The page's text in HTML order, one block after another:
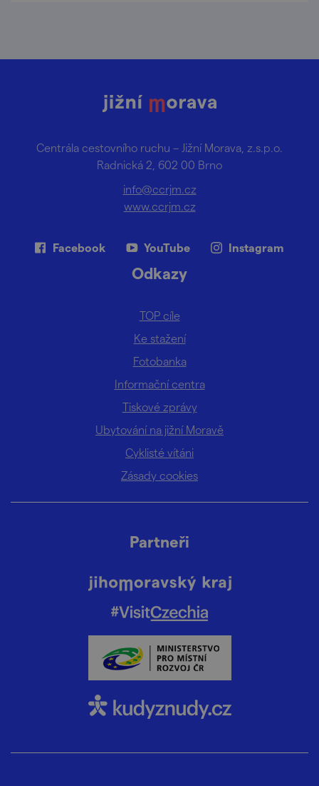
Centrála cestovního ruchu – Jižní Morava, z.s.p.o.
Radnická 2, 602 00 Brno
info@ccrjm.cz
www.ccrjm.cz
Facebook YouTube Instagram
Odkazy
TOP cíle
Ke stažení
Fotobanka
Informační centra
Tiskové zprávy
Ubytování na jižní Moravě
Cyklisté vítáni
Zásady cookies
Partneři